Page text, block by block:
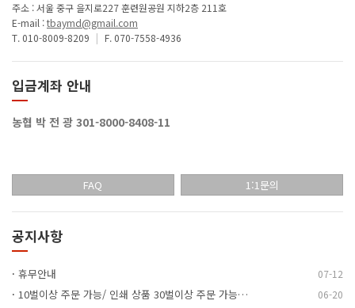
주소 : 서울 중구 을지로227 훈련원공원 지하2층 211호
E-mail :tbaymd@gmail.com
T. 010-8009-8209 | F. 070-7558-4936
입금계좌 안내
농협 박 전 광 301-8000-8408-11
FAQ 1:1문의
공지사항
· 휴무안내 07-12
· 10벌이상 주문 가능/ 인쇄 상품 30벌이상 주문 가능… 06-20